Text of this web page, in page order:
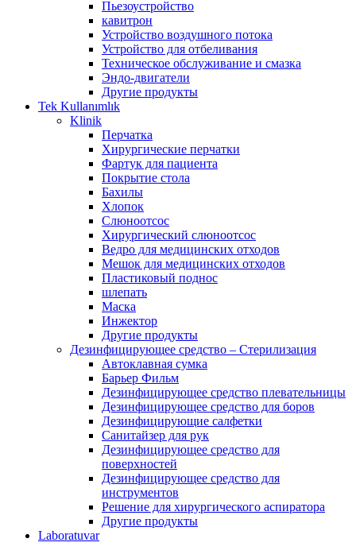
Пьезоустройство
кавитрон
Устройство воздушного потока
Устройство для отбеливания
Техническое обслуживание и смазка
Эндо-двигатели
Другие продукты
Tek Kullanımlık
Klinik
Перчатка
Хирургические перчатки
Фартук для пациента
Покрытие стола
Бахилы
Хлопок
Слюноотсос
Хирургический слюноотсос
Ведро для медицинских отходов
Мешок для медицинских отходов
Пластиковый поднос
шлепать
Маска
Инжектор
Другие продукты
Дезинфицирующее средство – Стерилизация
Автоклавная сумка
Барьер Фильм
Дезинфицирующее средство плевательницы
Дезинфицирующее средство для боров
Дезинфицирующие салфетки
Санитайзер для рук
Дезинфицирующее средство для
поверхностей
Дезинфицирующее средство для
инструментов
Решение для хирургического аспиратора
Другие продукты
Laboratuvar